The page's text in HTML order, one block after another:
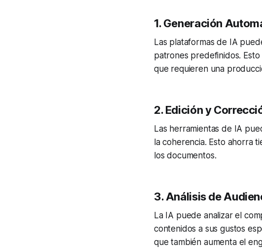
1.Generación
Las plataformas de IA
patrones predefinidos.
que requieren una
2.Edición y
Las herramientas de IA
la coherencia. Esto ahorra
los documentos.
3.Análisis de
La IA puede analizar el
contenidos a sus gustos
que también aumenta el